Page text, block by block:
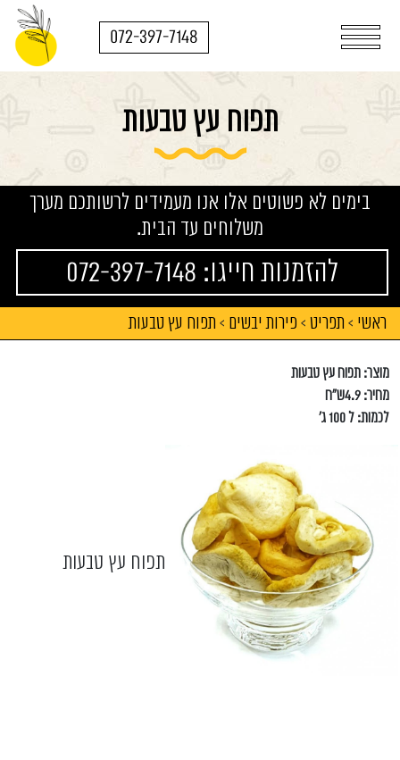
072-397-7148
תפוח עץ טבעות
בימים לא פשוטים אלו אנו מעמידים לרשותכם מערך
משלוחים עד הבית.
להזמנות חייגו: 072-397-7148
ראשי > תפריט > פירות יבשים > תפוח עץ טבעות
מוצר: תפוח עץ טבעות
מחיר: 4.9ש"ח
לכמות: ל 100 ג'
תפוח עץ טבעות